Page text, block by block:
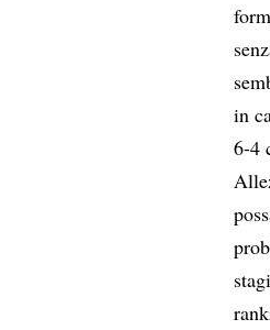
in
6-4